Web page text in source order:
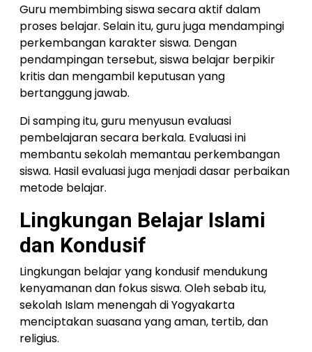
Guru membimbing siswa secara aktif dalam
proses belajar. Selain itu, guru juga mendampingi
perkembangan karakter siswa. Dengan
pendampingan tersebut, siswa belajar berpikir
kritis dan mengambil keputusan yang
bertanggung jawab.
Di samping itu, guru menyusun evaluasi
pembelajaran secara berkala. Evaluasi ini
membantu sekolah memantau perkembangan
siswa. Hasil evaluasi juga menjadi dasar perbaikan
metode belajar.
Lingkungan Belajar Islami
dan Kondusif
Lingkungan belajar yang kondusif mendukung
kenyamanan dan fokus siswa. Oleh sebab itu,
sekolah Islam menengah di Yogyakarta
menciptakan suasana yang aman, tertib, dan
religius.